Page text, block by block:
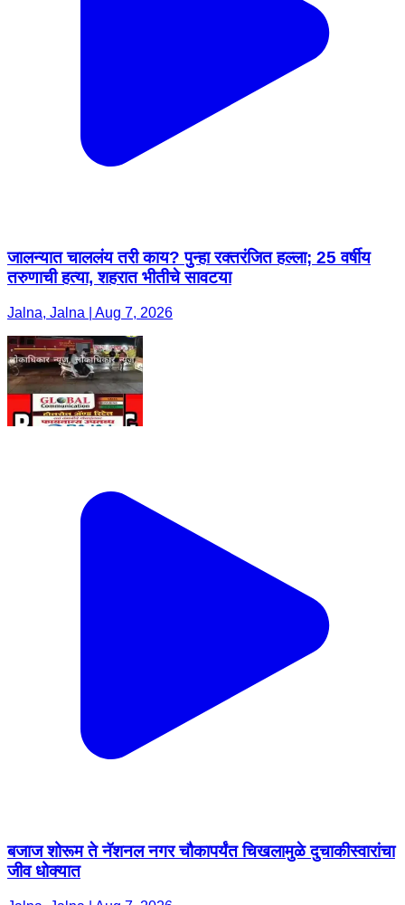
जालन्यात चाललंय तरी काय? पुन्हा रक्तरंजित हल्ला; 25 वर्षीय
तरुणाची हत्या, शहरात भीतीचे सावटया
Jalna, Jalna | Aug 7, 2026
बजाज शोरूम ते नॅशनल नगर चौकापर्यंत चिखलामुळे दुचाकीस्वारांचा
जीव धोक्यात